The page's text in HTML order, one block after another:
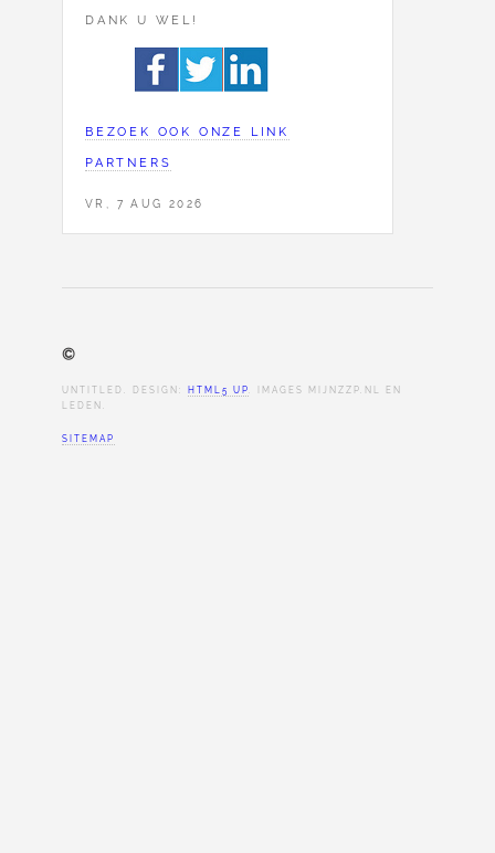
DANK U WEL!
BEZOEK OOK ONZE LINK
PARTNERS
VR, 7 AUG 2026
©
UNTITLED. DESIGN: HTML5 UP. IMAGES MIJNZZP.NL EN
LEDEN.
SITEMAP